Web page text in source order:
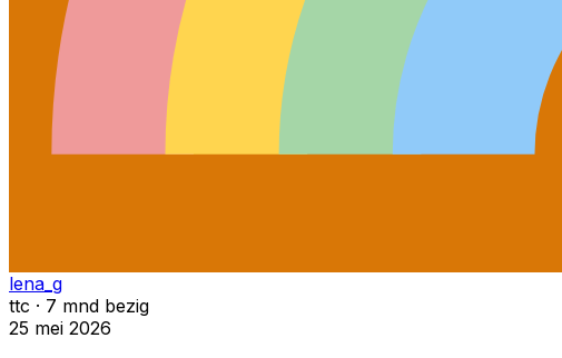
lena_g
ttc · 7 mnd bezig
25 mei 2026